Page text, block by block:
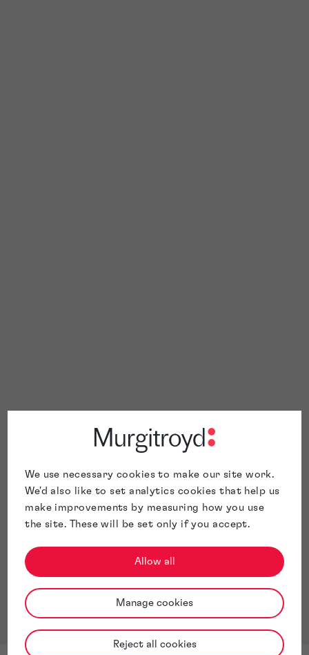
We use necessary cookies to make our site work.
We'd also like to set analytics cookies that help us
make improvements by measuring how you use
the site. These will be set only if you accept.
Allow all
Manage cookies
Reject all cookies